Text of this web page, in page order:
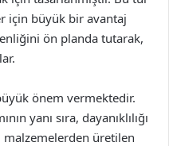
için büyük bir avantaj
ön planda tutarak,
önem vermektedir.
yanı sıra, dayanıklılığı
üretilen